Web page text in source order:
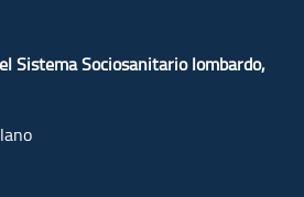
Sistema Sociosanitario lombardo,